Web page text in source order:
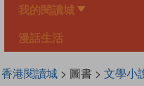
我的閱讀城
漫話生活
香港閱讀城> 圖書 > 文學小